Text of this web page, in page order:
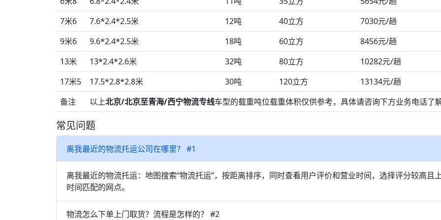
7米6
7.6*2.4*2.5米 12吨 40立方
7030元/趟
9米6
9.6*2.4*2.5米 18吨 60立方
8456元/趟
13米
13*2.4*2.6米 32吨 80立方
10282元/趟
17米5
17.5*2.8*2.8米 30吨 120立方
13134元/趟
备注
以上北京/北京至青海/西宁物流专线车型的载重吨位载重体积仅供参考，具体请咨询下方业务电话了解
常见问题
离我最近的物流托运公司在哪里？ #1
离我最近的物流托运：地图搜索“物流托运”，按距离排序，同时查看用户评价和营业时间，选择评分较高且
时间匹配的网点。
物流怎么下单上门取货？流程是怎样的？ #2